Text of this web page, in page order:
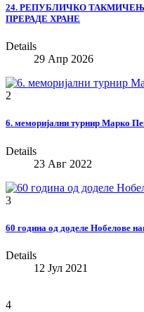
24. РЕПУБЛИЧКО
ПРЕРАДЕ ХРАНЕ
Details
29 Апр 2026
2
6. меморијални турнир Марко
Details
23 Авг 2022
3
60 година од доделе Нобелове
Details
12 Јул 2021
4